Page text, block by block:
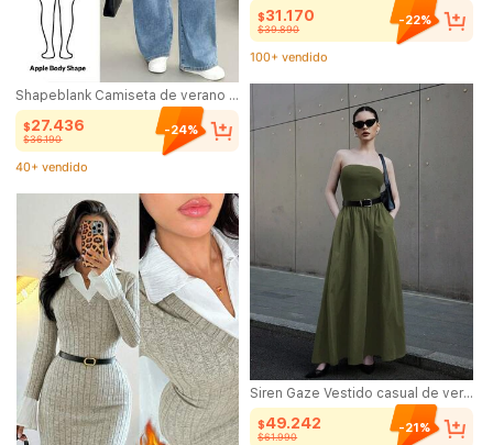
Shapeblank Camiseta de verano casual elegante para mujer talla grande en color burdeos, elástica y cómoda, con cintura fruncida, bajo asimétrico, manga corta y corte curvo para uso diario
$27.436
$36.190
-24%
40+ vendido
40+ vendido
$31.170
$39.890
-22%
100+ vendido
Siren Gaze Vestido casual de verano para mujer con tejido de punto de parte superior ajustada y Bottom ancha, con bolsillos laterales
$49.242
$61.990
-21%